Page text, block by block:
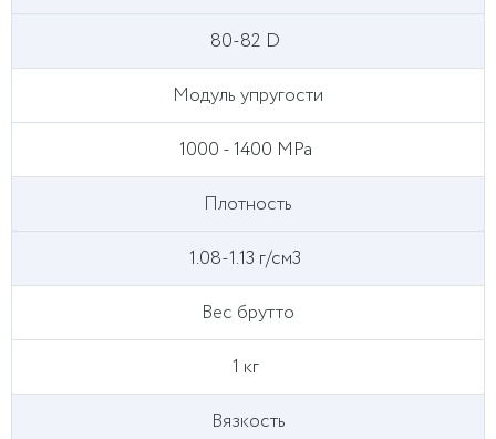
80-82 D
Модуль упругости
1000 - 1400 MPa
Плотность
1.08-1.13 г/см3
Вес брутто
1 кг
Вязкость